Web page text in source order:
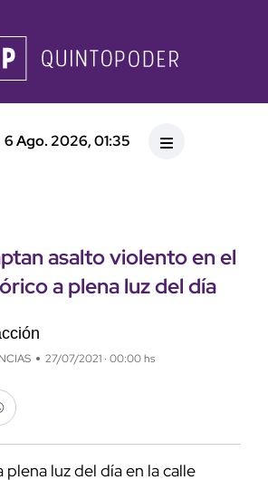
6 Ago. 2026, 01:35
asalto violento en el
a plena luz del día
27/07/2021 · 00:00 hs
plena luz del día en la calle